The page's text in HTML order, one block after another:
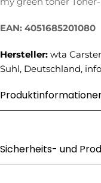
Name
Mail
Ihre
Nachricht
EAN: 4051685201080
Hersteller: wta
Suhl, Deutschland,
Sicherheits- und